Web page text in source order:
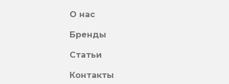
О нас
Бренды
Статьи
Контакты